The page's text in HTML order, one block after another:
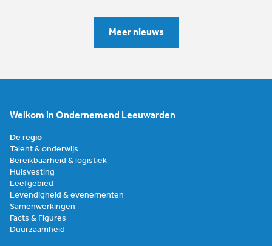
Meer nieuws
Welkom in Ondernemend Leeuwarden
De regio
Talent & onderwijs
Bereikbaarheid & logistiek
Huisvesting
Leefgebied
Levendigheid & evenementen
Samenwerkingen
Facts & Figures
Duurzaamheid